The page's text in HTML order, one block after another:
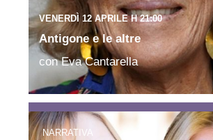
VENERDÌ 12 APRILE H 21:00
Antigone e le altre
con Eva Cantarella
NARRATIVA